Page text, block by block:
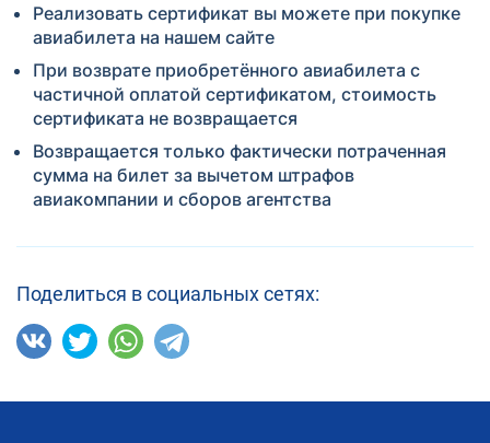
Реализовать сертификат вы можете при покупке
авиабилета на нашем сайте
При возврате приобретённого авиабилета с
частичной оплатой сертификатом, стоимость
сертификата не возвращается
Возвращается только фактически потраченная
сумма на билет за вычетом штрафов
авиакомпании и сборов агентства
Поделиться в социальных сетях: